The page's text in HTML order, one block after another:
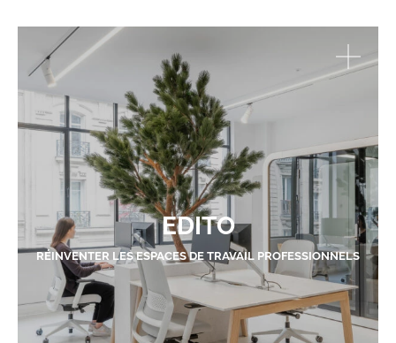
EDITO
RÉINVENTER LES ESPACES DE TRAVAIL PROFESSIONNELS